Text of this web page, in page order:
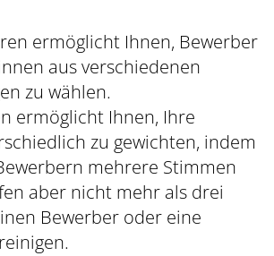
ermöglicht Ihnen, Bewerber
aus verschiedenen
zu wählen.
ermöglicht Ihnen, Ihre
zu gewichten, indem
mehrere Stimmen
aber nicht mehr als drei
Bewerber oder eine